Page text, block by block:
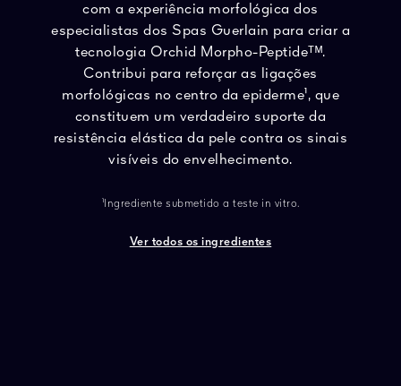
com a experiência morfológica dos
especialistas dos Spas Guerlain para criar a
tecnologia Orchid Morpho-Peptideᵀᴹ.
Contribui para reforçar as ligações
morfológicas no centro da epiderme¹, que
constituem um verdadeiro suporte da
resistência elástica da pele contra os sinais
visíveis do envelhecimento.
¹Ingrediente submetido a teste in vitro.
Ver todos os ingredientes